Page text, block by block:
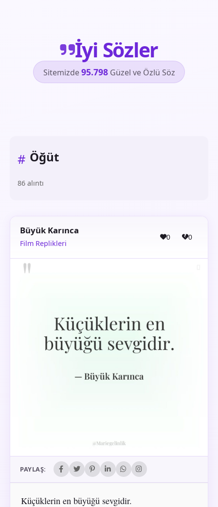
İyi Sözler
Sitemizde95.798Güzel ve Özlü Söz
# Öğüt
86 alıntı
Büyük Karınca
Film Replikleri
0 0
PAYLAŞ:
Küçüklerin en büyüğü sevgidir.